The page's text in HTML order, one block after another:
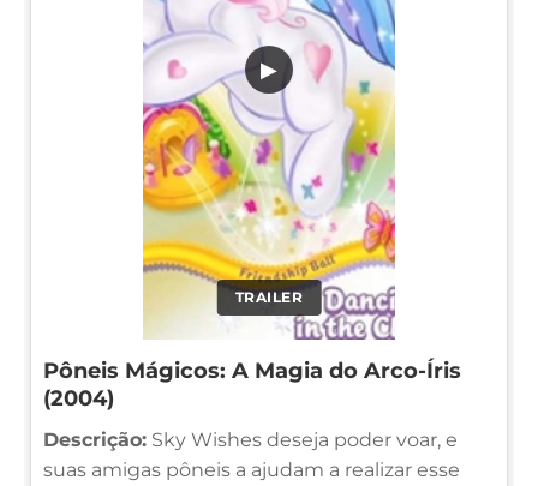
TRAILER
▶
Pôneis Mágicos: A Magia do Arco-Íris
(2004)
Descrição: Sky Wishes deseja poder voar, e
suas amigas pôneis a ajudam a realizar esse